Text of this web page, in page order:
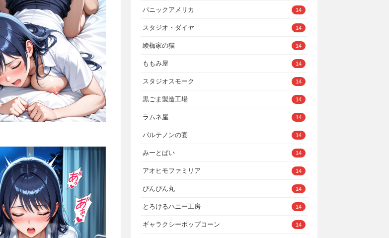
パニックアメリカ 14
スタジオ・ダイヤ 14
綾枷家の猫 14
ももみ屋 14
スタジオスモーク 14
黒ごま製造工場 14
ラムネ屋 14
パルテノンの宴 14
みーとぱい 14
アオヒモファミリア 14
ぴんぴん丸 14
とろけるハニー工房 14
ギャラクシーポップコーン 14